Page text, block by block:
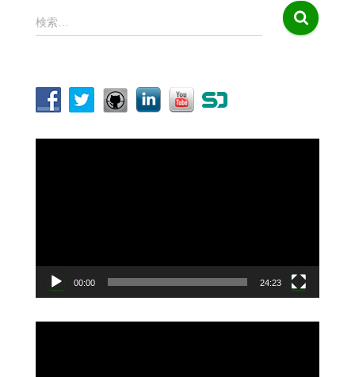
検
索
検索…
00:00 24:23